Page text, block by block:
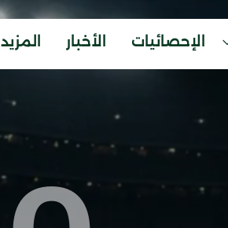
الإحصائيات الأخبار المزيد